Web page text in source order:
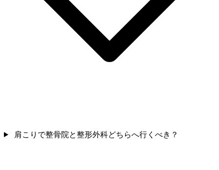
肩こりで整骨院と整形外科どちらへ行くべき？